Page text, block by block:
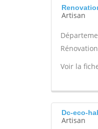
Artisan
Voir la
Dc-eco-
Artisan